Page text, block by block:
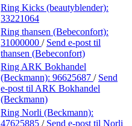
Ring Kicks (beautyblender):
33221064
Ring thansen (Bebeconfort):
31000000 / Send e-post til
thansen (Bebeconfort)
Ring ARK Bokhandel
(Beckmann): 96625687 / Send
e-post til ARK Bokhandel
(Beckmann)
Ring Norli (Beckmann):
47625885 / Send e-post til Norli